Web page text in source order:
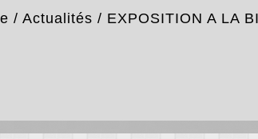
/ Actualités / EXPOSITION A LA